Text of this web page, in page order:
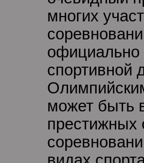
многих
официально
спортивной
может быть